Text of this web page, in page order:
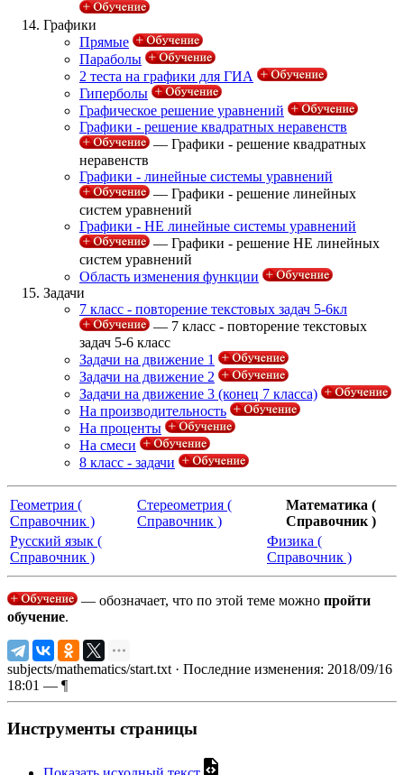
Графики
Прямые
Параболы
2 теста на графики для ГИА
Гиперболы
Графическое решение уравнений
Графики - решение квадратных неравенств
— Графики - решение квадратных
неравенств
Графики - линейные системы уравнений
— Графики - решение линейных
систем уравнений
Графики - НЕ линейные системы уравнений
— Графики - решение НЕ линейных
систем уравнений
Область изменения функции
Задачи
7 класс - повторение текстовых задач 5-6кл
— 7 класс - повторение текстовых
задач 5-6 класс
Задачи на движение 1
Задачи на движение 2
Задачи на движение 3 (конец 7 класса)
На производительность
На проценты
На смеси
8 класс - задачи
Геометрия (
Справочник )
Стереометрия (
Справочник )
Математика (
Справочник )
Русский язык (
Справочник )
Физика (
Справочник )
— обозначает, что по этой теме можно пройти
обучение.
subjects/mathematics/start.txt · Последние изменения: 2018/09/16
18:01 — ¶
Инструменты страницы